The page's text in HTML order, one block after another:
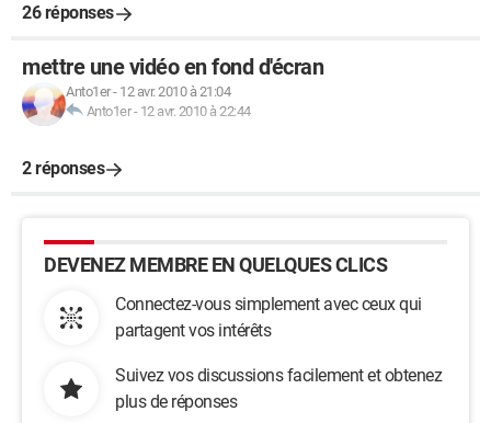
26 réponses
mettre une vidéo en fond d'écran
Anto1er- 12 avr. 2010 à 21:04
Anto1er- 12 avr. 2010 à 22:44
2 réponses
DEVENEZ MEMBRE EN QUELQUES CLICS
Connectez-vous simplement avec ceux qui
partagent vos intérêts
Suivez vos discussions facilement et obtenez
plus de réponses